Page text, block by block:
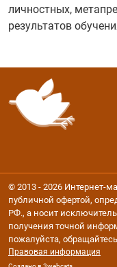
личностных,
результатов
© 2013 - 2026 Интернет-
публичной офертой,
РФ., а носит
получения точной
пожалуйста,
Правовая информация